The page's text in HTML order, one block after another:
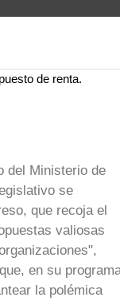
de renta.
del Ministerio de
se
que recoja el
valiosas
en su
la polémica